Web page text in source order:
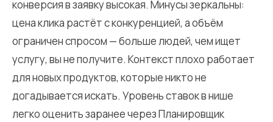
конверсия в заявку высокая. Минусы зеркальны:
цена клика растёт с конкуренцией, а объём
ограничен спросом — больше людей, чем ищет
услугу, вы не получите. Контекст плохо работает
для новых продуктов, которые никто не
догадывается искать. Уровень ставок в нише
легко оценить заранее через Планировщик